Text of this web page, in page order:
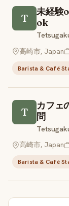
T
未経験
ok
高崎市, Japan
Barista & Café
T
カフェ
問
高崎市, Japan
Barista & Café